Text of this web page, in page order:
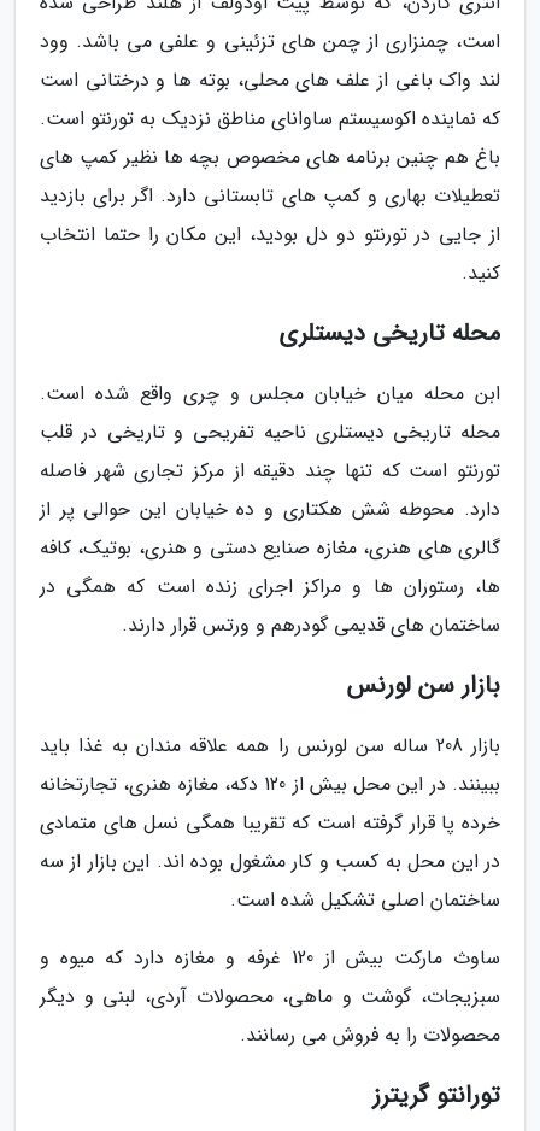
است، چمنزاری از چمن های تزئینی و علفی می باشد. وود
لند واک باغی از علف های محلی، بوته ها و درختانی است
که نماینده اکوسیستم ساوانای مناطق نزدیک به تورنتو است.
باغ هم چنین برنامه های مخصوص بچه ها نظیر کمپ های
تعطیلات بهاری و کمپ های تابستانی دارد. اگر برای بازدید
از جایی در تورنتو دو دل بودید، این مکان را حتما انتخاب
کنید.
محله تاریخی دیستلری
ابن محله میان خیابان مجلس و چری واقع شده است.
محله تاریخی دیستلری ناحیه تفریحی و تاریخی در قلب
تورنتو است که تنها چند دقیقه از مرکز تجاری شهر فاصله
دارد. محوطه شش هکتاری و ده خیابان این حوالی پر از
گالری های هنری، مغازه صنایع دستی و هنری، بوتیک، کافه
ها، رستوران ها و مراکز اجرای زنده است که همگی در
ساختمان های قدیمی گودرهم و ورتس قرار دارند.
بازار سن لورنس
بازار 208 ساله سن لورنس را همه علاقه مندان به غذا باید
ببینند. در این محل بیش از 120 دکه، مغازه هنری، تجارتخانه
خرده پا قرار گرفته است که تقریبا همگی نسل های متمادی
در این محل به کسب و کار مشغول بوده اند. این بازار از سه
ساختمان اصلی تشکیل شده است.
ساوث مارکت بیش از 120 غرفه و مغازه دارد که میوه و
سبزیجات، گوشت و ماهی، محصولات آردی، لبنی و دیگر
محصولات را به فروش می رسانند.
تورانتو گریترز